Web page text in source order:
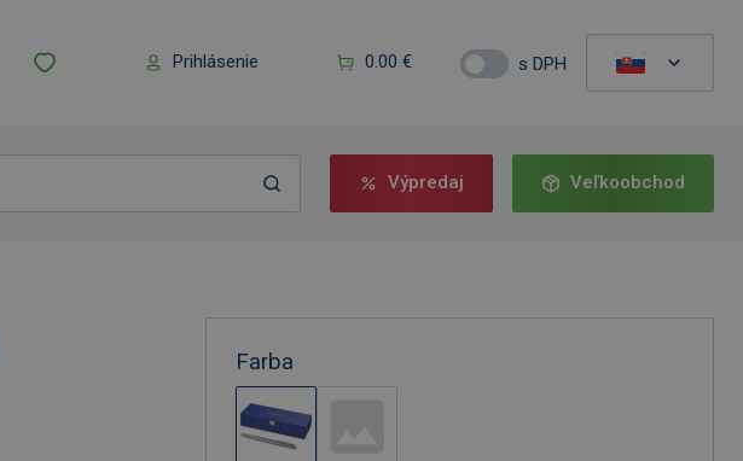
Prihlásenie 0.00 € s DPH
Výpredaj Veľkoobchod
Farba